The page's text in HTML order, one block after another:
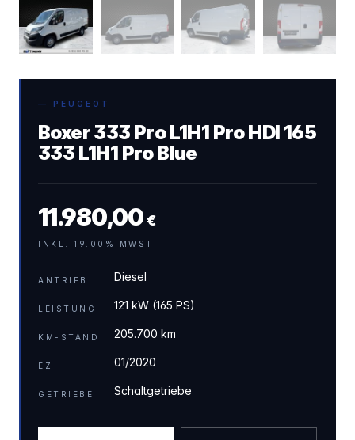
— PEUGEOT
Boxer 333 Pro L1H1 Pro HDI 165
333 L1H1 Pro Blue
11.980,00€
INKL. 19.00% MWST
ANTRIEB Diesel
LEISTUNG 121 kW (165 PS)
KM-STAND 205.700 km
EZ 01/2020
GETRIEBE Schaltgetriebe